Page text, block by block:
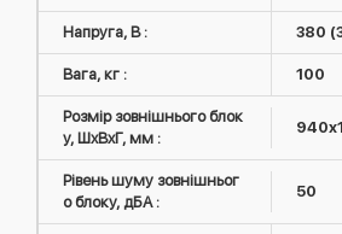
Напруга, В : 380
Вага, кг : 100
Розмір зовнішнього блок
у, ШxВxГ, мм :
Рівень шуму зовнішньог
о блоку, дБА :
50